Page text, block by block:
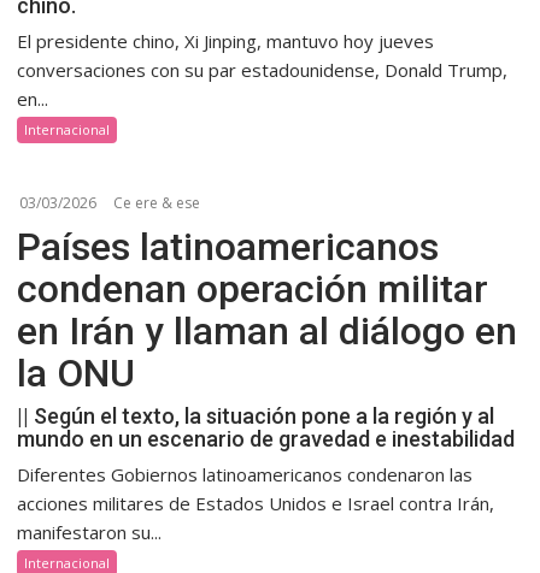
chino.
El presidente chino, Xi Jinping, mantuvo hoy jueves
conversaciones con su par estadounidense, Donald Trump,
en...
Internacional
03/03/2026 Ce ere & ese
Países latinoamericanos
condenan operación militar
en Irán y llaman al diálogo en
la ONU
|| Según el texto, la situación pone a la región y al
mundo en un escenario de gravedad e inestabilidad
Diferentes Gobiernos latinoamericanos condenaron las
acciones militares de Estados Unidos e Israel contra Irán,
manifestaron su...
Internacional